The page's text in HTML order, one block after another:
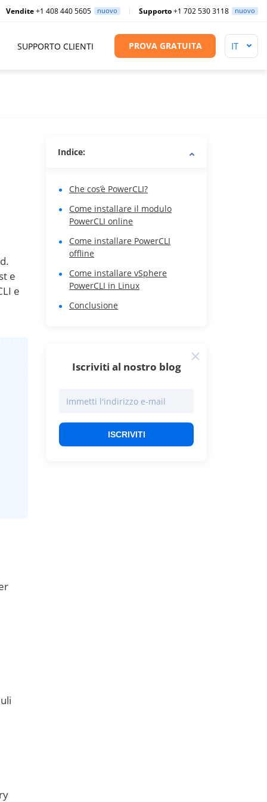
Vendite+1 408 440 5605 nuovo Supporto+1 702 530 3118 nuovo
SUPPORTO CLIENTI PROVA GRATUITA
e
e
Indice:
Che cos’è PowerCLI?
Come installare il modulo
PowerCLI online
Come installare PowerCLI
offline
Come installare vSphere
PowerCLI in Linux
Conclusione
Iscriviti al nostro blog
ISCRIVITI